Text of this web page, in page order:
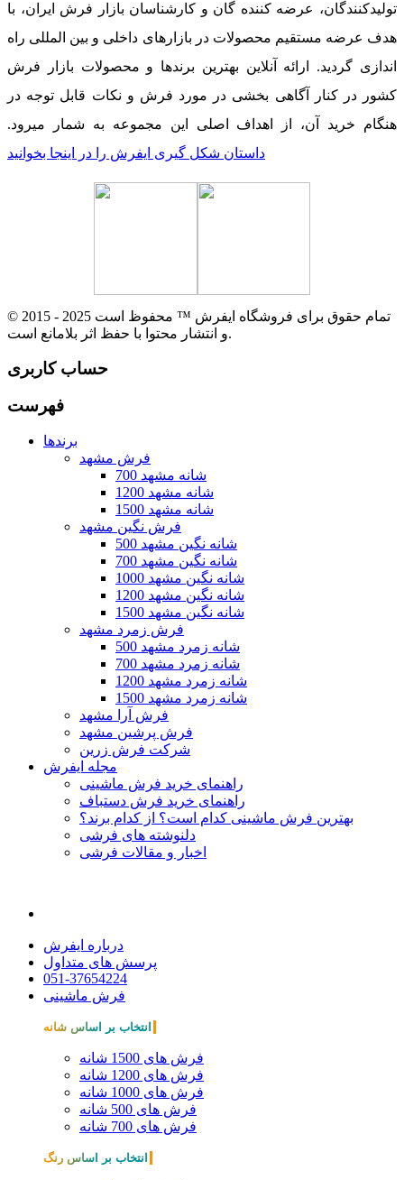
تولیدکنندگان، عرضه کننده گان و کارشناسان بازار فرش ایران، با
هدف عرضه مستقیم محصولات در بازارهای داخلی و بین المللی راه
اندازی گردید. ارائه آنلاین بهترین برندها و محصولات بازار فرش
کشور در کنار آگاهی بخشی در مورد فرش و نکات قابل توجه در
هنگام خرید آن، از اهداف اصلی این مجموعه به شمار میرود.
داستان شکل گیری ایفرش را در اینجا بخوانید
© 2015 - 2025 تمام حقوق برای فروشگاه ایفرش ™ محفوظ است
و انتشار محتوا با حفظ اثر بلامانع است.
حساب کاربری
فهرست
برندها
فرش مشهد
700 شانه مشهد
1200 شانه مشهد
1500 شانه مشهد
فرش نگین مشهد
500 شانه نگین مشهد
700 شانه نگین مشهد
1000 شانه نگین مشهد
1200 شانه نگین مشهد
1500 شانه نگین مشهد
فرش زمرد مشهد
500 شانه زمرد مشهد
700 شانه زمرد مشهد
1200 شانه زمرد مشهد
1500 شانه زمرد مشهد
فرش آرا مشهد
فرش پرشین مشهد
شرکت فرش زرین
مجله ایفرش
راهنمای خرید فرش ماشینی
راهنمای خرید فرش دستباف
بهترین فرش ماشینی کدام است؟ از کدام برند؟
دلنوشته های فرشی
اخبار و مقالات فرشی
درباره ایفرش
پرسش های متداول
051-37654224
فرش ماشینی
انتخاب بر اساس شانه
فرش های 1500 شانه
فرش های 1200 شانه
فرش های 1000 شانه
فرش های 500 شانه
فرش های 700 شانه
انتخاب بر اساس رنگ